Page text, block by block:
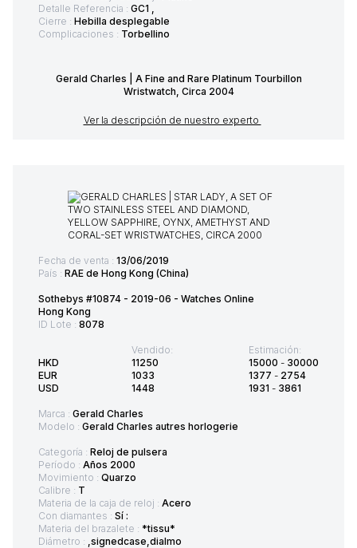
Detalle Referencia : GC1 ,
Cierre : Hebilla desplegable
Complicaciones : Torbellino
Gerald Charles | A Fine and Rare Platinum Tourbillon
Wristwatch, Circa 2004
Ver la descripción de nuestro experto
Fecha de venta : 13/06/2019
País : RAE de Hong Kong (China)
Sothebys #10874 - 2019-06 - Watches Online
Hong Kong
ID Lote : 8078
HKD
EUR
USD
Vendido:
11250
1033
1448
Estimación:
15000 - 30000
1377 - 2754
1931 - 3861
Marca : Gerald Charles
Modelo : Gerald Charles autres horlogerie
Categoría : Reloj de pulsera
Período : Años 2000
Movimiento : Quarzo
Calibre : T
Materia de la caja de reloj : Acero
Con diamantes : Sí :
Materia del brazalete : *tissu*
Diámetro : ,signedcase,dialmo